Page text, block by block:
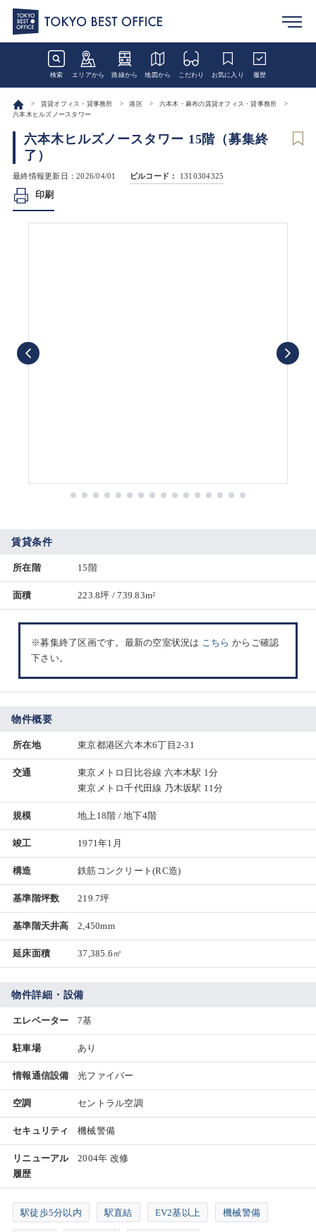
検索 エリアから 路線から 地図から こだわり お気に入り 履歴
賃貸オフィス・貸事務所 港区
六本木・麻布の賃貸オフィス・貸事務所
六本木ヒルズノースタワー
六本木ヒルズノースタワー 15階（募集終
了）
最終情報更新日：2026/04/01 ビルコード： 1310304325
印刷
賃貸条件
所在階 15階
面積 223.8坪 / 739.83m²
※募集終了区画です。最新の空室状況は こちら からご確認
下さい。
物件概要
所在地 東京都港区六本木6丁目2-31
交通
東京メトロ日比谷線 六本木駅 1分
東京メトロ千代田線 乃木坂駅 11分
規模 地上18階 / 地下4階
竣工 1971年1月
構造 鉄筋コンクリート(RC造)
基準階坪数 219.7坪
基準階天井高 2,450mm
延床面積 37,385.6㎡
物件詳細・設備
エレベーター 7基
駐車場 あり
情報通信設備 光ファイバー
空調 セントラル空調
セキュリティ 機械警備
リニューアル
履歴
2004年 改修
駅徒歩5分以内 駅直結 EV2基以上 機械警備